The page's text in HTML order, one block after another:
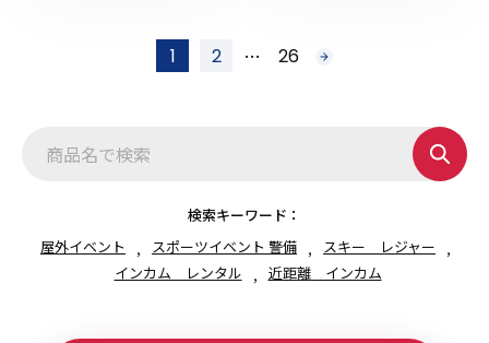
1 2 … 26 次
検索キーワード：
屋外イベント
スポーツイベント 警備
スキー レジャー
インカム レンタル
近距離 インカム